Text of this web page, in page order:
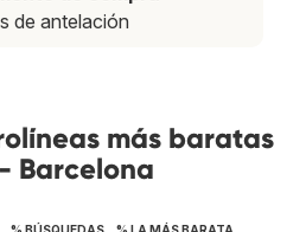
de antelación
más baratas
Barcelona